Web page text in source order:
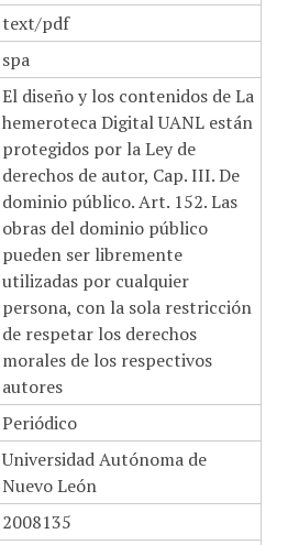
text/pdf
spa
El diseño y los contenidos de La
hemeroteca Digital UANL están
protegidos por la Ley de
derechos de autor, Cap. III. De
dominio público. Art. 152. Las
obras del dominio público
pueden ser libremente
utilizadas por cualquier
persona, con la sola restricción
de respetar los derechos
morales de los respectivos
autores
Periódico
Universidad Autónoma de
Nuevo León
2008135